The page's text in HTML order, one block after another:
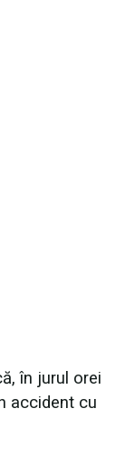
în jurul orei
accident cu